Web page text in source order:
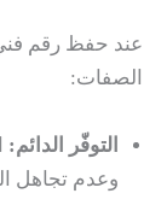
عند حفظ رقم فني
الصفات:
التوفّر الدائم:
وعدم تجاهل